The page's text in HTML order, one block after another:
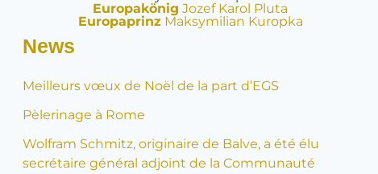
Europakönig Jozef Karol Pluta
EuropaprinzMaksymilian Kuropka
News
Meilleurs vœux de Noël de la part d’EGS
Pèlerinage à Rome
Wolfram Schmitz, originaire de Balve, a été élu
secrétaire général adjoint de la Communauté